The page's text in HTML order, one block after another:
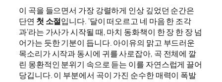
이 곡을 들으면서 가장 강렬하게 인상 깊었던 순간은
단연 첫 소절입니다. ‘달이 떠오르고 네 마음 한 조각
과’라는 가사가 시작될 때, 마치 동화책이 한 장 한 장 넘
어가는 듯한 기분이 듭니다. 아이유의 맑고 부드러운
목소리가 시작과 동시에 귀를 사로잡아, 곡 전체에 깔
린 몽환적인 분위기 속으로 듣는 이를 자연스럽게 끌어
당깁니다. 이 부분에서 곡이 가진 순수한 매력이 폭발